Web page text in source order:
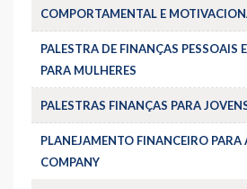
COMPORTAMENTAL E
PALESTRA DE FINANÇAS PESSOAIS
PARA MULHERES
PALESTRAS FINANÇAS PARA
PLANEJAMENTO FINANCEIRO PARA
COMPANY